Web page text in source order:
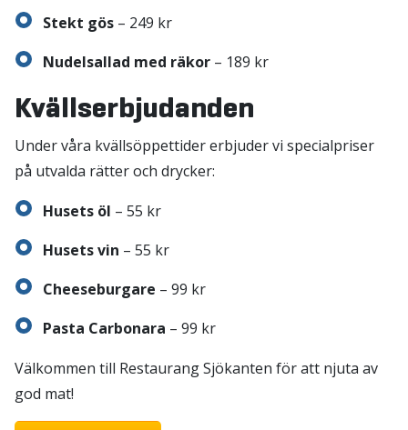
Stekt gös – 249 kr
Nudelsallad med räkor – 189 kr
Kvällserbjudanden
Under våra kvällsöppettider erbjuder vi specialpriser
på utvalda rätter och drycker:
Husets öl – 55 kr
Husets vin – 55 kr
Cheeseburgare – 99 kr
Pasta Carbonara – 99 kr
Välkommen till Restaurang Sjökanten för att njuta av
god mat!